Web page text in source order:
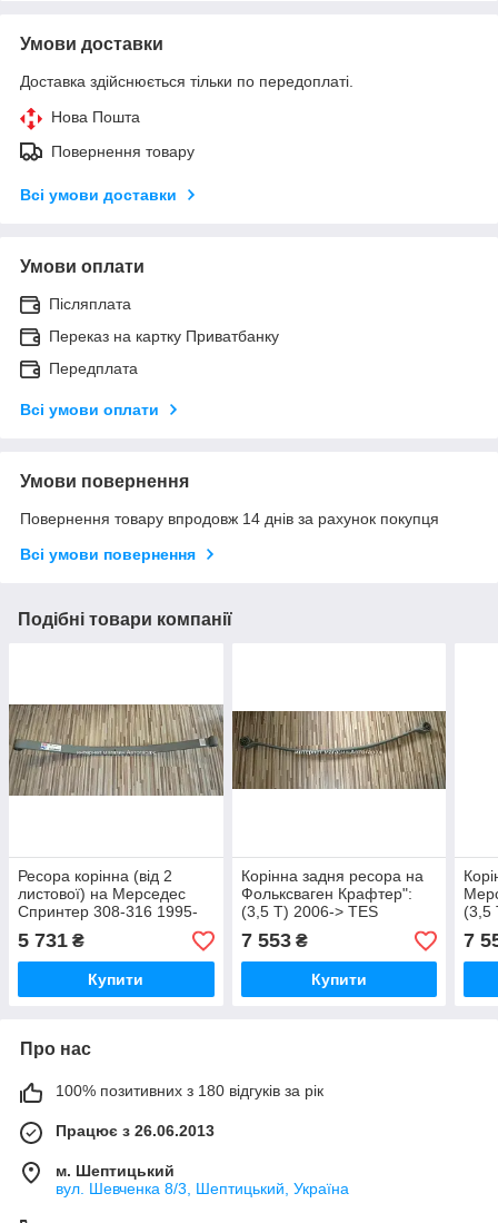
Умови доставки
Доставка здійснюється тільки по передоплаті.
Нова Пошта
Повернення товару
Всі умови доставки
Умови оплати
Післяплата
Переказ на картку Приватбанку
Передплата
Всі умови оплати
Умови повернення
Повернення товару впродовж 14 днів за рахунок покупця
Всі умови повернення
Подібні товари компанії
Ресора корінна (від 2
листової) на Мерседес
Спринтер 308-316 1995-
2006 TES (Польща)
3371500119
5 731 ₴
Купити
Корінна задня ресора на
Фольксваген Крафтер":
(3,5 Т) 2006-> TES
(Польща)
90632018060019
7 553₴
Купити
(3,5
7
Про нас
100% позитивних з 180 відгуків за рік
Працює з 26.06.2013
м. Шептицький
вул. Шевченка 8/3, Шептицький, Україна